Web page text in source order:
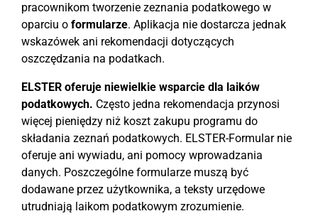
pracownikom tworzenie zeznania podatkowego w
oparciu o formularze. Aplikacja nie dostarcza jednak
wskazówek ani rekomendacji dotyczących
oszczędzania na podatkach.
ELSTER oferuje niewielkie wsparcie dla laików
podatkowych. Często jedna rekomendacja przynosi
więcej pieniędzy niż koszt zakupu programu do
składania zeznań podatkowych. ELSTER-Formular nie
oferuje ani wywiadu, ani pomocy wprowadzania
danych. Poszczególne formularze muszą być
dodawane przez użytkownika, a teksty urzędowe
utrudniają laikom podatkowym zrozumienie.